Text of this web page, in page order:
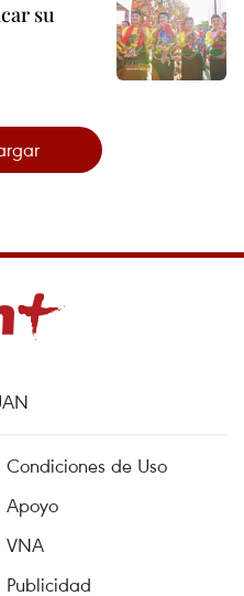
su
Condiciones de Uso
Apoyo
VNA
Publicidad